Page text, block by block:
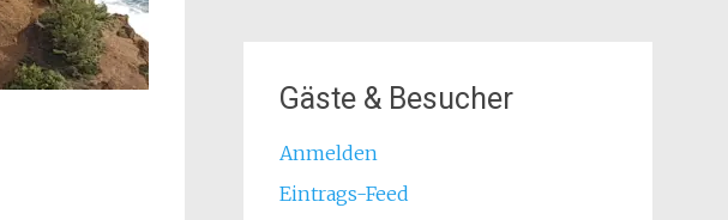
Gäste & Besucher
Anmelden
Eintrags-Feed